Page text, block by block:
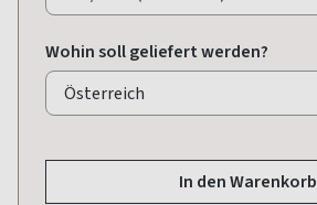
Wohin soll geliefert werden?
In den Warenkorb